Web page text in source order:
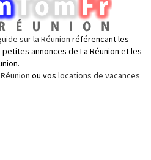
sur la Réunion référencant les
annonces de La Réunion et les
ou vos locations de vacances